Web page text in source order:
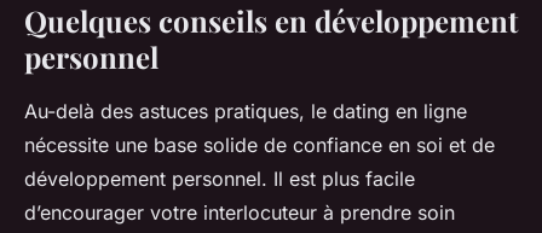
Quelques conseils en développement
personnel
Au-delà des astuces pratiques, le dating en ligne
nécessite une base solide de confiance en soi et de
développement personnel. Il est plus facile
d’encourager votre interlocuteur à prendre soin